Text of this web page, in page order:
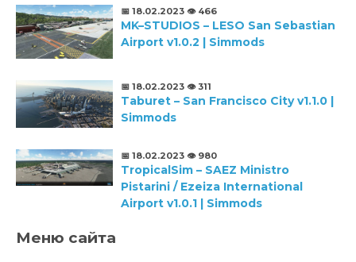
📅 18.02.2023 👁️ 466
MK–STUDIOS – LESO San Sebastian
Airport v1.0.2 | Simmods
📅 18.02.2023 👁️ 311
Taburet – San Francisco City v1.1.0 |
Simmods
📅 18.02.2023 👁️ 980
TropicalSim – SAEZ Ministro
Pistarini / Ezeiza International
Airport v1.0.1 | Simmods
Меню сайта